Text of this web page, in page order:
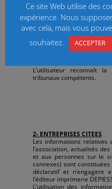
Code de la propriété
L’imprimerie DEPIESSE
l’accès par les
en place dans le cadre
d’autres ressources
L’utilisateur reconnaît
tribunaux compétents.
2- ENTREPRISES CITEES
Les informations relatives
l’association, actualités
et aux personnes sur le
connexes) sont
déclaratif et n’engagent
l’éditeur imprimerie
L’utilisation des
Ce site Web utilise des
expérience. Nous
avec cela, mais vous
souhaitez.
ACCEPTER